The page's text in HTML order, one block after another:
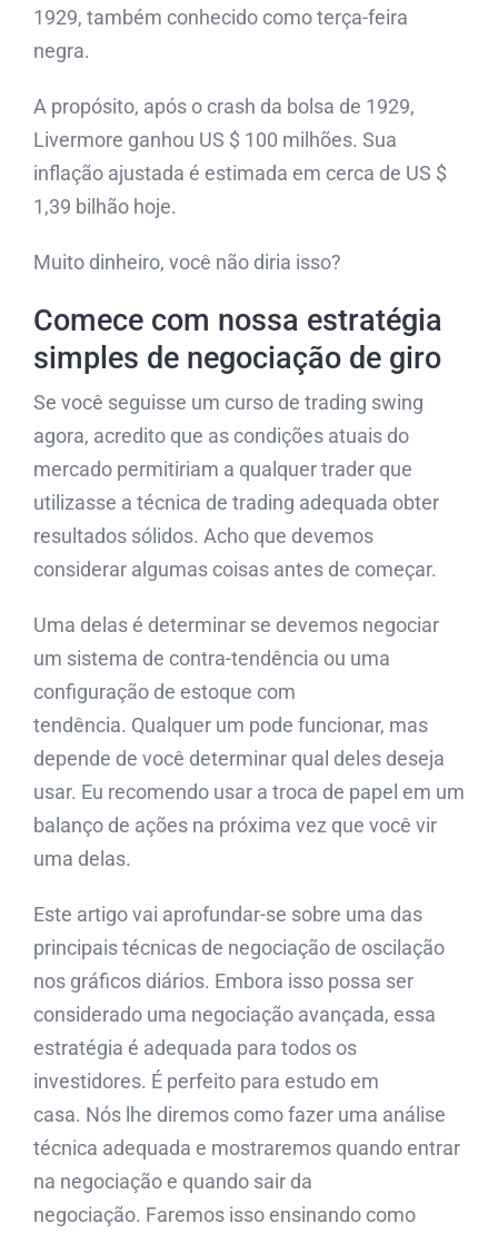
1929, também conhecido como terça-feira
negra.
A propósito, após o crash da bolsa de 1929,
Livermore ganhou US $ 100 milhões. Sua
inflação ajustada é estimada em cerca de US $
1,39 bilhão hoje.
Muito dinheiro, você não diria isso?
Comece com nossa estratégia
simples de negociação de giro
Se você seguisse um curso de trading swing
agora, acredito que as condições atuais do
mercado permitiriam a qualquer trader que
utilizasse a técnica de trading adequada obter
resultados sólidos. Acho que devemos
considerar algumas coisas antes de começar.
Uma delas é determinar se devemos negociar
um sistema de contra-tendência ou uma
configuração de estoque com
tendência. Qualquer um pode funcionar, mas
depende de você determinar qual deles deseja
usar. Eu recomendo usar a troca de papel em um
balanço de ações na próxima vez que você vir
uma delas.
Este artigo vai aprofundar-se sobre uma das
principais técnicas de negociação de oscilação
nos gráficos diários. Embora isso possa ser
considerado uma negociação avançada, essa
estratégia é adequada para todos os
investidores. É perfeito para estudo em
casa. Nós lhe diremos como fazer uma análise
técnica adequada e mostraremos quando entrar
na negociação e quando sair da
negociação. Faremos isso ensinando como